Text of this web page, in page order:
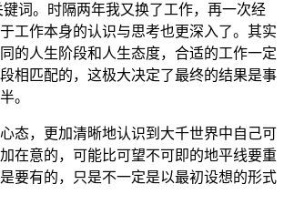
词。时隔两年我又换了工作，再一次经
工作本身的认识与思考也更深入了。其实
的人生阶段和人生态度，合适的工作一定
相匹配的，这极大决定了最终的结果是事
。
态，更加清晰地认识到大千世界中自己可
在意的，可能比可望不可即的地平线要重
要有的，只是不一定是以最初设想的形式